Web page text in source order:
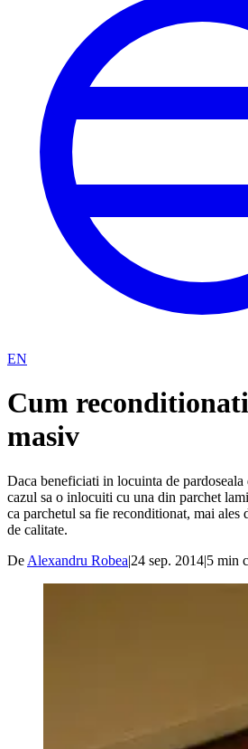
EN
Cum
masiv
Daca beneficiati in locuinta de pardoseala
cazul sa o inlocuiti cu una din parchet
ca parchetul sa fie reconditionat, mai ales
de calitate.
De Alexandru Robea|24 sep. 2014|5 min